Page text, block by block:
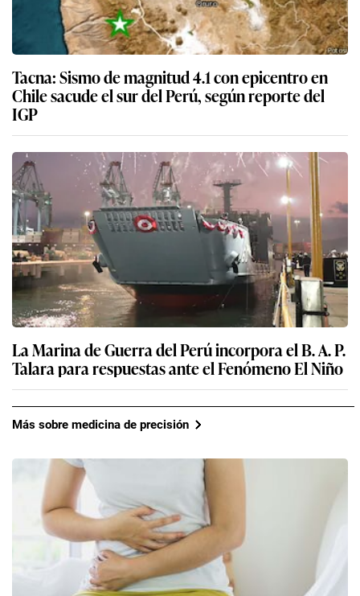
Tacna: Sismo de magnitud 4.1 con epicentro en
Chile sacude el sur del Perú, según reporte del
IGP
La Marina de Guerra del Perú incorpora el B. A. P.
Talara para respuestas ante el Fenómeno El Niño
Más sobre medicina de precisión